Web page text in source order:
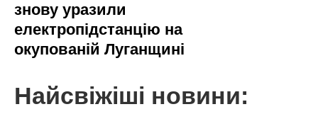
знову уразили
електропідстанцію на
окупованій Луганщині
Найсвіжіші новини: